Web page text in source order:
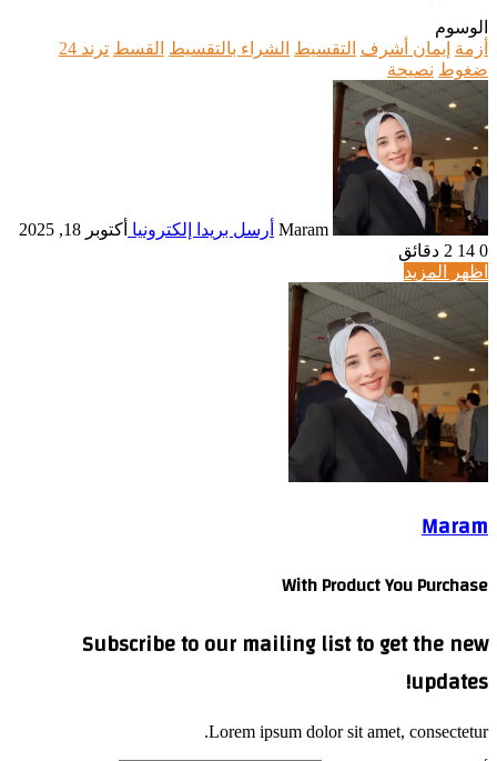
الوسوم
أزمة إيمان أشرف التقسيط الشراء بالتقسيط القسط ترند 24
ضغوط نصيحة
Maram أرسل بريدا إلكترونيا أكتوبر 18, 2025
0
2 دقائق
اظهر المزيد
Maram
With Product You Purchase
Subscribe to our mailing list to get the new
updates!
Lorem ipsum dolor sit amet, consectetur.